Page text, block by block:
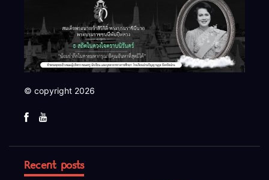
© copyright 2026
Recent posts